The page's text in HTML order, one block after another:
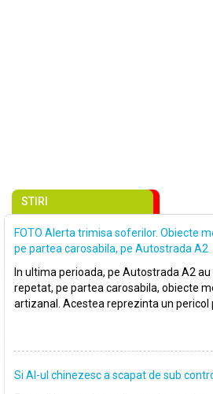
STIRI
FOTO Alerta trimisa soferilor. Obiecte
pe partea carosabila, pe Autostrada A2
In ultima perioada, pe Autostrada A2
repetat, pe partea carosabila, obiecte
artizanal. Acestea reprezinta un pericol
Si AI-ul chinezesc a scapat de sub